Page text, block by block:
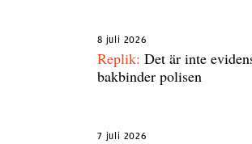
8 juli 2026
Replik: Det är inte
bakbinder polisen
7 juli 2026